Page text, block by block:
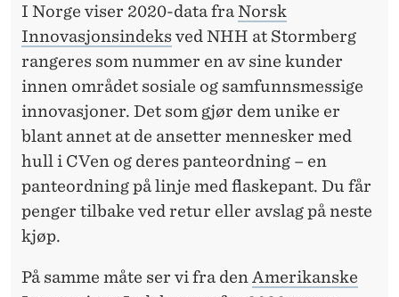
I Norge viser 2020-data fraNorsk
Innovasjonsindeksved NHH at Stormberg
rangeres som nummer en av sine kunder
innen området sosiale og samfunnsmessige
innovasjoner. Det som gjør dem unike er
blant annet at de ansetter mennesker med
hull i CVen og deres panteordning – en
panteordning på linje med flaskepant. Du får
penger tilbake ved retur eller avslag på neste
kjøp.
På samme måte ser vi fra den Amerikanske